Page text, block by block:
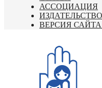
АССОЦИАЦИЯ
ИЗДАТЕЛЬСТВО
ВЕРСИЯ